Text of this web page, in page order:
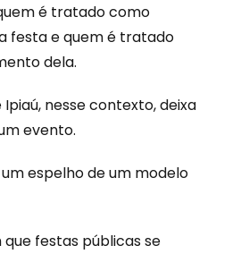
é tratado como
festa e quem é tratado
dela.
Ipiaú, nesse contexto, deixa
evento.
espelho de um modelo
festas públicas se